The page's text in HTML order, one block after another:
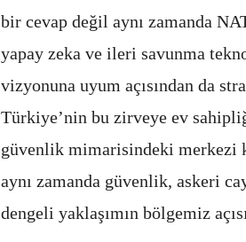
bir cevap değil aynı zamanda
yapay zeka ve ileri savunma
vizyonuna uyum açısından da
Türkiye’nin bu zirveye ev
güvenlik mimarisindeki merkezi
aynı zamanda güvenlik, askeri
dengeli yaklaşımın bölgemiz